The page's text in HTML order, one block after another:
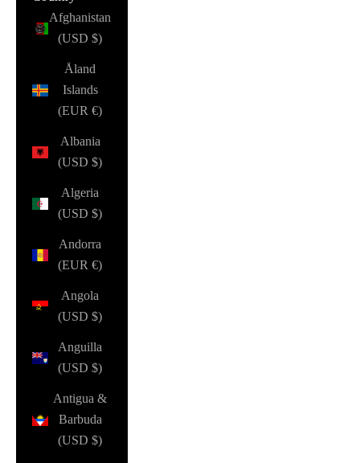
Afghanistan
(USD $)
Åland
Islands
(EUR €)
Albania
(USD $)
Algeria
(USD $)
Andorra
(EUR €)
Angola
(USD $)
Anguilla
(USD $)
Antigua &
Barbuda
(USD $)